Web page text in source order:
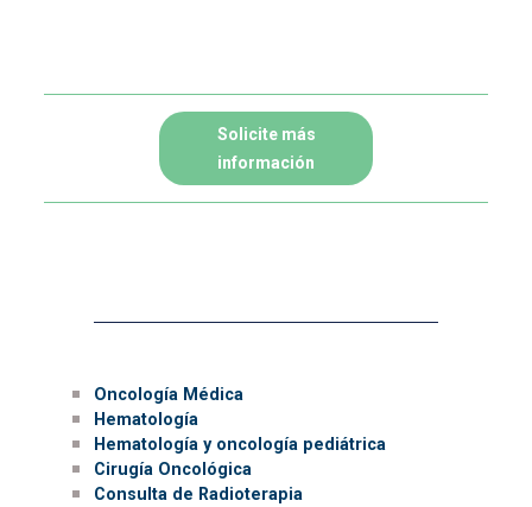
Solicite más
información
Oncología Médica
Hematología
Hematología y oncología pediátrica
Cirugía Oncológica
Consulta de Radioterapia